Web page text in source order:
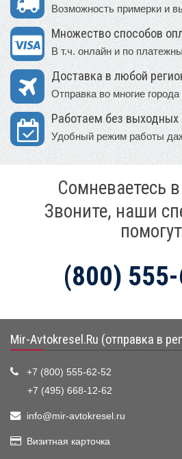
Возможность примерки и
Множество способов
В т.ч. онлайн и по
Доставка в любой
Отправка во многие
Работаем без выходных
Удобный режим работы
Сомневаетесь
Звоните, наши
(800)
Mir-Avtokresel.Ru (отправка в
+7 (800) 555-62-52
+7 (495) 668-12-62
info@mir-avtokresel.ru
Визитная карточка